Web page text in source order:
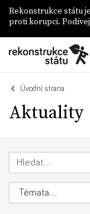
Rekonstrukce státu
proti korupci.
Úvodní strana
Aktuality